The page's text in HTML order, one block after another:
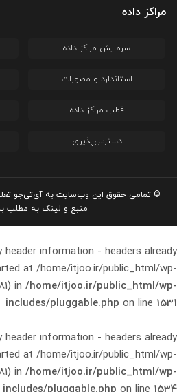
مراکز داده
سرمایش مراکز داده
استاندارد و مصوبات
قطب مراکز داده
دسترس‌پذیری
© تمامی حقوق این وب‌سایت به آی‌تی‌جو تعلق
منبع و لینک به مطلب
information - headers already
at /home/itjoo.ir/public_html/wp-
in /home/itjoo.ir/public_html/wp-
includes/pluggable.php on line 1531
information - headers already
at /home/itjoo.ir/public_html/wp-
in /home/itjoo.ir/public_html/wp-